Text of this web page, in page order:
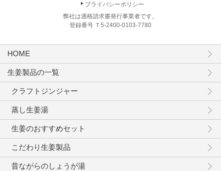
プライバシーポリシー
弊社は適格請求書発行事業者です。
登録番号 Ｔ5-2400-0103-7780
HOME
生姜製品の一覧
クラフトジンジャー
蒸し生姜湯
生姜のおすすめセット
こだわり生姜製品
昔ながらのしょうが湯